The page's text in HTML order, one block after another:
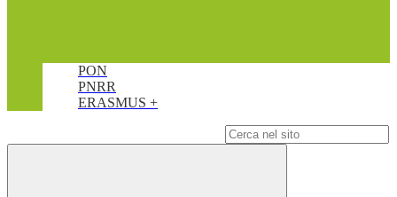
PON
PNRR
ERASMUS +